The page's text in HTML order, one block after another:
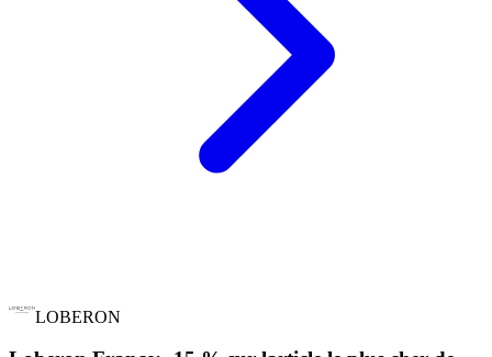
LOBERON